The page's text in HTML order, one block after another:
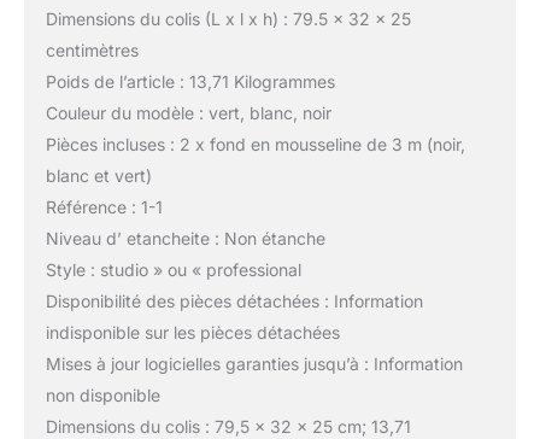
Dimensions du colis (L x l x h) : 79.5 x 32 x 25
centimètres
Poids de l’article : 13,71 Kilogrammes
Couleur du modèle : vert, blanc, noir
Pièces incluses : 2 x fond en mousseline de 3 m (noir,
blanc et vert)
Référence : 1-1
Niveau d’ etancheite : Non étanche
Style : studio » ou « professional
Disponibilité des pièces détachées : Information
indisponible sur les pièces détachées
Mises à jour logicielles garanties jusqu’à : Information
non disponible
Dimensions du colis : 79,5 x 32 x 25 cm; 13,71